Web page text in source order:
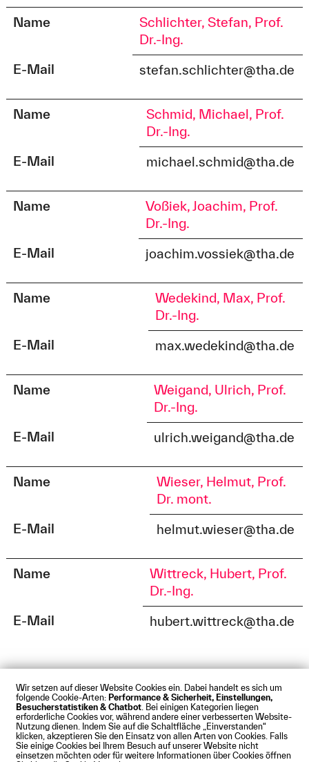
Wir setzen auf dieser Website Cookies ein. Dabei handelt es sich um
folgende Cookie-Arten: Performance & Sicherheit, Einstellungen,
Besucherstatistiken & Chatbot . Bei einigen Kategorien liegen
erforderliche Cookies vor, während andere einer verbesserten Website-
Nutzung dienen. Indem Sie auf die Schaltfläche „Einverstanden“
klicken, akzeptieren Sie den Einsatz von allen Arten von Cookies. Falls
Sie einige Cookies bei Ihrem Besuch auf unserer Website nicht
einsetzen möchten oder für weitere Informationen über Cookies öffnen
Name
Schlichter, Stefan, Prof.
Dr.-Ing.
E-Mail
stefan.schlichter@tha.de
Name
Schmid, Michael, Prof.
Dr.-Ing.
E-Mail
michael.schmid@tha.de
Name
Voßiek, Joachim, Prof.
Dr.-Ing.
E-Mail
joachim.vossiek@tha.de
Name
Wedekind, Max, Prof.
Dr.-Ing.
E-Mail
max.wedekind@tha.de
Name
Weigand, Ulrich, Prof.
Dr.-Ing.
E-Mail
ulrich.weigand@tha.de
Name
Wieser, Helmut, Prof.
Dr. mont.
E-Mail
helmut.wieser@tha.de
Name
Wittreck, Hubert, Prof.
Dr.-Ing.
E-Mail
hubert.wittreck@tha.de
Impressum Datenschutz Cookies
Barrierefreiheit
Kontakt Presse Anfahrt Intranet Webmail
© Technische Hochschule Augsburg